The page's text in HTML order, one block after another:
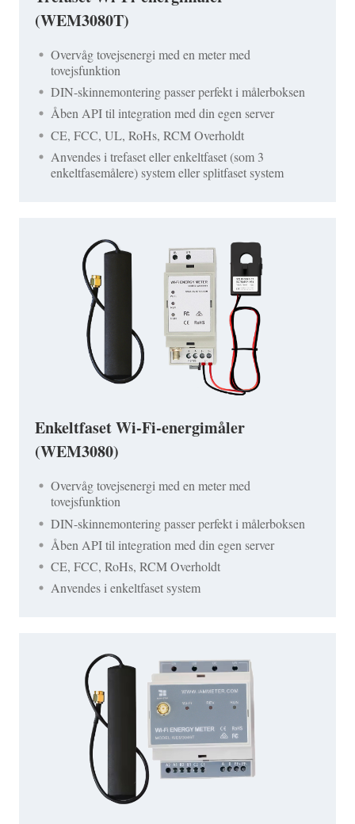
(WEM3080T)
Overvåg tovejsenergi med en meter med
tovejsfunktion
DIN-skinnemontering passer perfekt i målerboksen
Åben API til integration med din egen server
CE, FCC, UL, RoHs, RCM Overholdt
Anvendes i trefaset eller enkeltfaset (som 3
enkeltfasemålere) system eller splitfaset system
Enkeltfaset Wi-Fi-energimåler
(WEM3080)
Overvåg tovejsenergi med en meter med
tovejsfunktion
DIN-skinnemontering passer perfekt i målerboksen
Åben API til integration med din egen server
CE, FCC, RoHs, RCM Overholdt
Anvendes i enkeltfaset system